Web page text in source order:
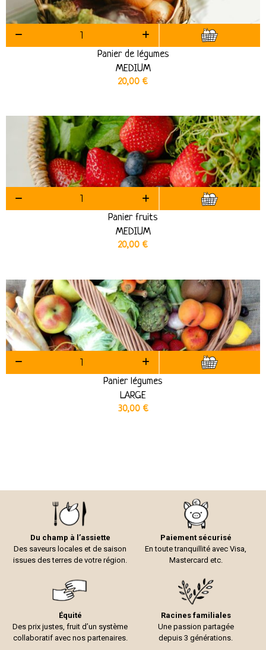
Panier de légumes
MEDIUM
20,00 €
Panier fruits
MEDIUM
20,00 €
Panier légumes
LARGE
30,00 €
Du champ à l’assiette
Des saveurs locales et de saison
issues des terres de votre région.
Paiement sécurisé
En toute tranquillité avec Visa,
Mastercard etc.
Équité
Des prix justes, fruit d’un système
collaboratif avec nos partenaires.
Racines familiales
Une passion partagée
depuis 3 générations.